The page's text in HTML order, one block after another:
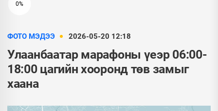
0%
ФОТО МЭДЭЭ 2026-05-20 12:18
Улаанбаатар марафоны үеэр 06:00-
18:00 цагийн хооронд төв замыг
хаана